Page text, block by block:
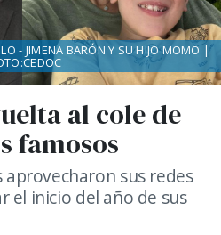
al cole de
famosos
sus redes
el inicio del año de sus
- JIMENA BARÓN Y SU HIJO MOMO |